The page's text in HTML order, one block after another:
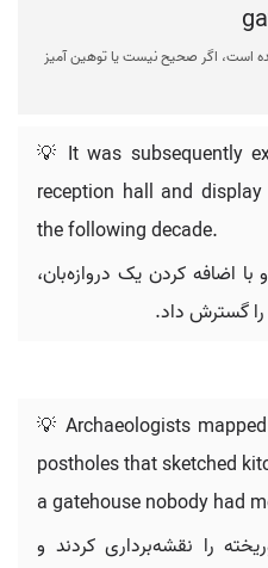
است، اگر صحیح نیست یا توهین آمیز
💡 It was subsequently
reception hall and
the following decade.
اضافه کردن یک دروازه‌بان،
را گسترش داد.
💡 Archaeologists
postholes that sketched
a gatehouse nobody had
را نقشه‌برداری کردند و